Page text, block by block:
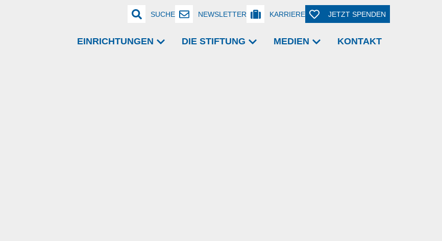
SUCHE NEWSLETTER KARRIERE JETZT SPENDEN
EINRICHTUNGEN DIE STIFTUNG MEDIEN KONTAKT